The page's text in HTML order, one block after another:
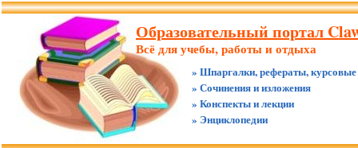
Образовательный портал
Всё для учебы, работы и отдыха
» Шпаргалки, рефераты, курсовые
» Сочинения и изложения
» Конспекты и лекции
» Энциклопедии